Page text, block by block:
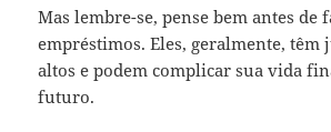
Mas lembre-se, pense bem antes de
empréstimos. Eles, geralmente, têm
altos e podem complicar sua vida
futuro.